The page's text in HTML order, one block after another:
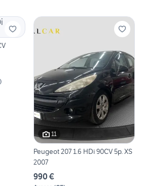
)
11
Peugeot 207 1.6 HDi 90CV 5p. XS
2007
990 €